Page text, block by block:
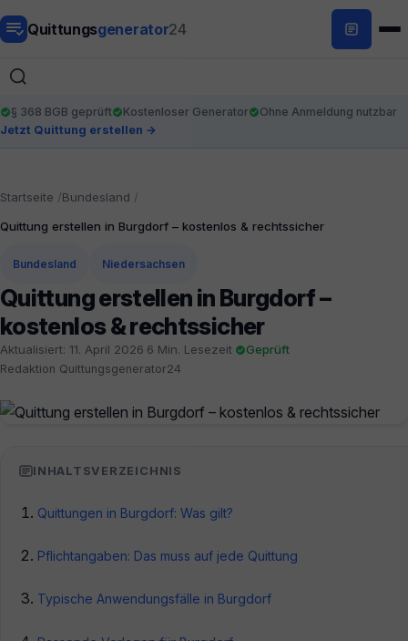
Quittungsgenerator24
§ 368 BGB geprüft Kostenloser Generator
Ohne Anmeldung nutzbar
Jetzt Quittung erstellen →
Startseite
Bundesland
Quittung erstellen in Burgdorf – kostenlos & rechtssicher
Bundesland Niedersachsen
Quittung erstellen in Burgdorf –
kostenlos & rechtssicher
Aktualisiert: 11. April 2026 6 Min. Lesezeit Geprüft
Redaktion Quittungsgenerator24
INHALTSVERZEICHNIS
Quittungen in Burgdorf: Was gilt?
Pflichtangaben: Das muss auf jede Quittung
Typische Anwendungsfälle in Burgdorf